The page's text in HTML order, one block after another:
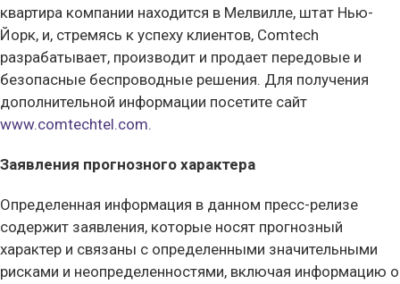
квартира компании находится в Мелвилле, штат Нью-
Йорк, и, стремясь к успеху клиентов, Comtech
разрабатывает, производит и продает передовые и
безопасные беспроводные решения. Для получения
дополнительной информации посетите сайт
www.comtechtel.com.
Заявления прогнозного характера
Определенная информация в данном пресс-релизе
содержит заявления, которые носят прогнозный
характер и связаны с определенными значительными
рисками и неопределенностями, включая информацию о